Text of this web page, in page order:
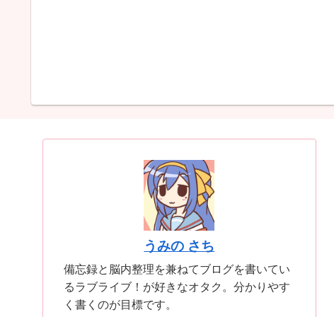
うみの さち
備忘録と脳内整理を兼ねてブログを書いてい
るラブライブ！が好きなオタク。分かりやす
く書くのが目標です。